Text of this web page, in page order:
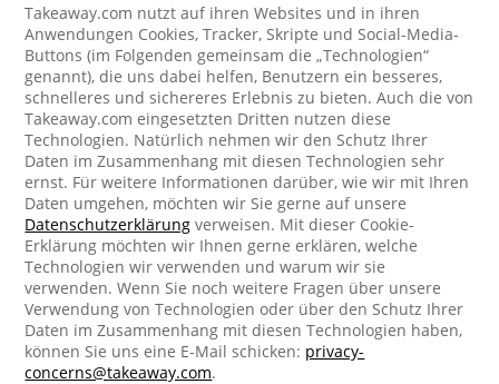
Takeaway.com nutzt auf ihren Websites und in ihren
Anwendungen Cookies, Tracker, Skripte und Social-Media-
Buttons (im Folgenden gemeinsam die „Technologien“
genannt), die uns dabei helfen, Benutzern ein besseres,
schnelleres und sichereres Erlebnis zu bieten. Auch die von
Takeaway.com eingesetzten Dritten nutzen diese
Technologien. Natürlich nehmen wir den Schutz Ihrer
Daten im Zusammenhang mit diesen Technologien sehr
ernst. Für weitere Informationen darüber, wie wir mit Ihren
Daten umgehen, möchten wir Sie gerne auf unsere
Datenschutzerklärung verweisen. Mit dieser Cookie-
Erklärung möchten wir Ihnen gerne erklären, welche
Technologien wir verwenden und warum wir sie
verwenden. Wenn Sie noch weitere Fragen über unsere
Verwendung von Technologien oder über den Schutz Ihrer
Daten im Zusammenhang mit diesen Technologien haben,
können Sie uns eine E-Mail schicken: privacy-
concerns@takeaway.com.